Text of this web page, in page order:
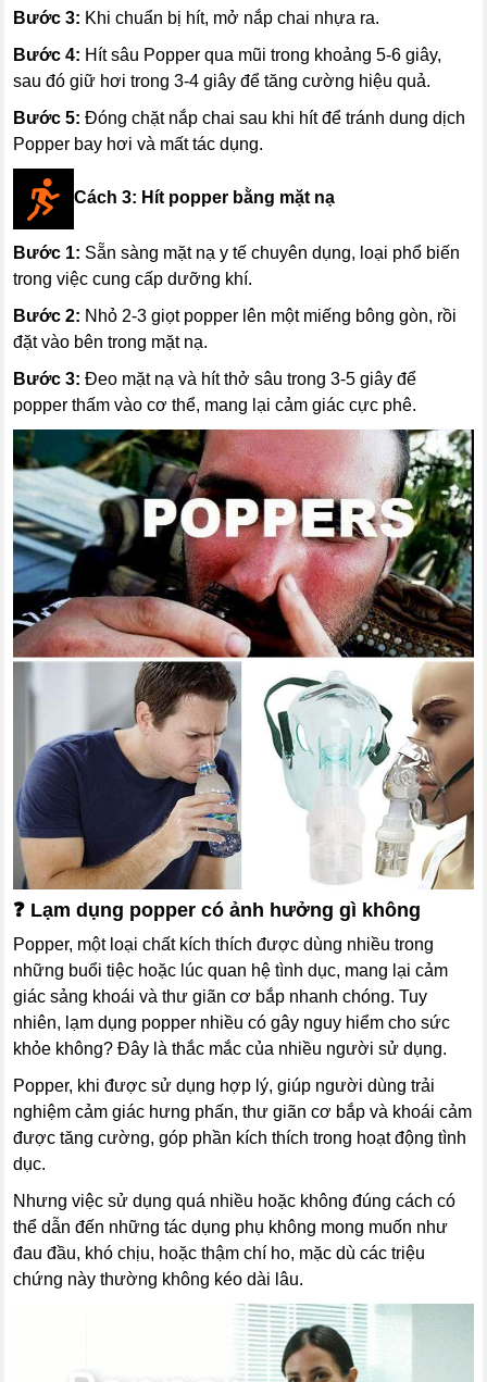
Bước 3: Khi chuẩn bị hít, mở nắp chai nhựa ra.
Bước 4: Hít sâu Popper qua mũi trong khoảng 5-6 giây,
sau đó giữ hơi trong 3-4 giây để tăng cường hiệu quả.
Bước 5: Đóng chặt nắp chai sau khi hít để tránh dung dịch
Popper bay hơi và mất tác dụng.
Cách 3: Hít popper bằng mặt nạ
Bước 1: Sẵn sàng mặt nạ y tế chuyên dụng, loại phổ biến
trong việc cung cấp dưỡng khí.
Bước 2: Nhỏ 2-3 giọt popper lên một miếng bông gòn, rồi
đặt vào bên trong mặt nạ.
Bước 3: Đeo mặt nạ và hít thở sâu trong 3-5 giây để
popper thấm vào cơ thể, mang lại cảm giác cực phê.
❓ Lạm dụng popper có ảnh hưởng gì không
Popper, một loại chất kích thích được dùng nhiều trong
những buổi tiệc hoặc lúc quan hệ tình dục, mang lại cảm
giác sảng khoái và thư giãn cơ bắp nhanh chóng. Tuy
nhiên, lạm dụng popper nhiều có gây nguy hiểm cho sức
khỏe không? Đây là thắc mắc của nhiều người sử dụng.
Popper, khi được sử dụng hợp lý, giúp người dùng trải
nghiệm cảm giác hưng phấn, thư giãn cơ bắp và khoái cảm
được tăng cường, góp phần kích thích trong hoạt động tình
dục.
Nhưng việc sử dụng quá nhiều hoặc không đúng cách có
thể dẫn đến những tác dụng phụ không mong muốn như
đau đầu, khó chịu, hoặc thậm chí ho, mặc dù các triệu
chứng này thường không kéo dài lâu.